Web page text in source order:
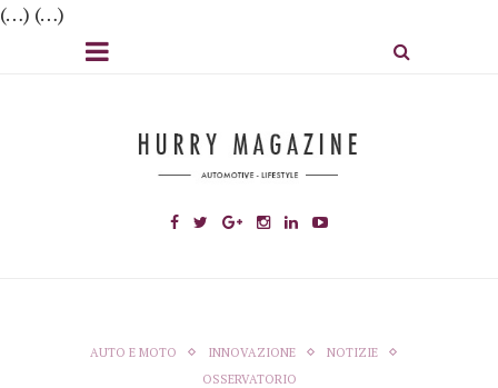
(…) (…)
AUTO E MOTO INNOVAZIONE
NOTIZIE
OSSERVATORIO